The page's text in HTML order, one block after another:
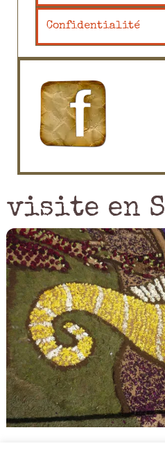
Confidentialité
visite en